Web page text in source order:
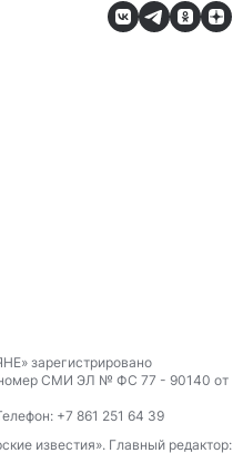
зарегистрировано
номер СМИ ЭЛ № ФС 77 - 90140 от
+7 861 251 64 39
известия». Главный редактор: